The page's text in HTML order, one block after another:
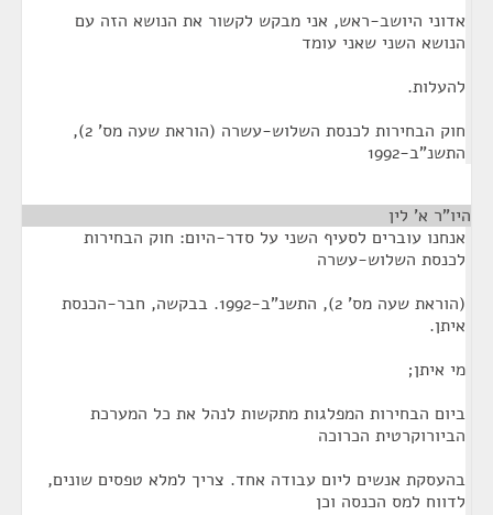
אדוני היושב-ראש, אני מבקש לקשור את הנושא הזה עם
הנושא השני שאני עומד
להעלות.
חוק הבחירות לכנסת השלוש-עשרה (הוראת שעה מס' 2),
התשנ"ב-1992
היו"ר א' לין
אנחנו עוברים לסעיף השני על סדר-היום: חוק הבחירות
לכנסת השלוש-עשרה
(הוראת שעה מס' 2), התשנ"ב-1992. בבקשה, חבר-הכנסת
איתן.
מי איתן;
ביום הבחירות המפלגות מתקשות לנהל את כל המערכת
הביורוקרטית הכרוכה
בהעסקת אנשים ליום עבודה אחד. צריך למלא טפסים שונים,
לדווח למס הכנסה וכן